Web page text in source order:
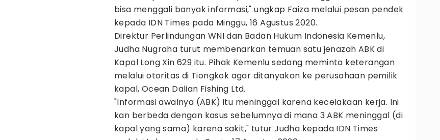
bisa menggali banyak informasi," ungkap Faiza melalui pesan pendek
kepada IDN Times pada Minggu, 16 Agustus 2020.
Direktur Perlindungan WNI dan Badan Hukum Indonesia Kemenlu,
Judha Nugraha turut membenarkan temuan satu jenazah ABK di
Kapal Long Xin 629 itu. Pihak Kemenlu sedang meminta keterangan
melalui otoritas di Tiongkok agar ditanyakan ke perusahaan pemilik
kapal, Ocean Dalian Fishing Ltd.
"Informasi awalnya (ABK) itu meninggal karena kecelakaan kerja. Ini
kan berbeda dengan kasus sebelumnya di mana 3 ABK meninggal (di
kapal yang sama) karena sakit," tutur Judha kepada IDN Times